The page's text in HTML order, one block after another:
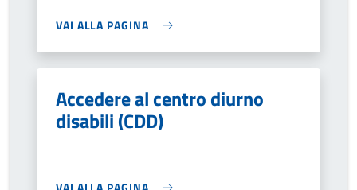
VAI ALLA PAGINA
Accedere al centro diurno
disabili (CDD)